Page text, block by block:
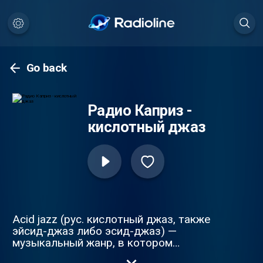
Go back
Радио Каприз -
кислотный джаз
Acid jazz (рус. кислотный джаз, также
эйсид-джаз либо эсид-джаз) —
музыкальный жанр, в котором